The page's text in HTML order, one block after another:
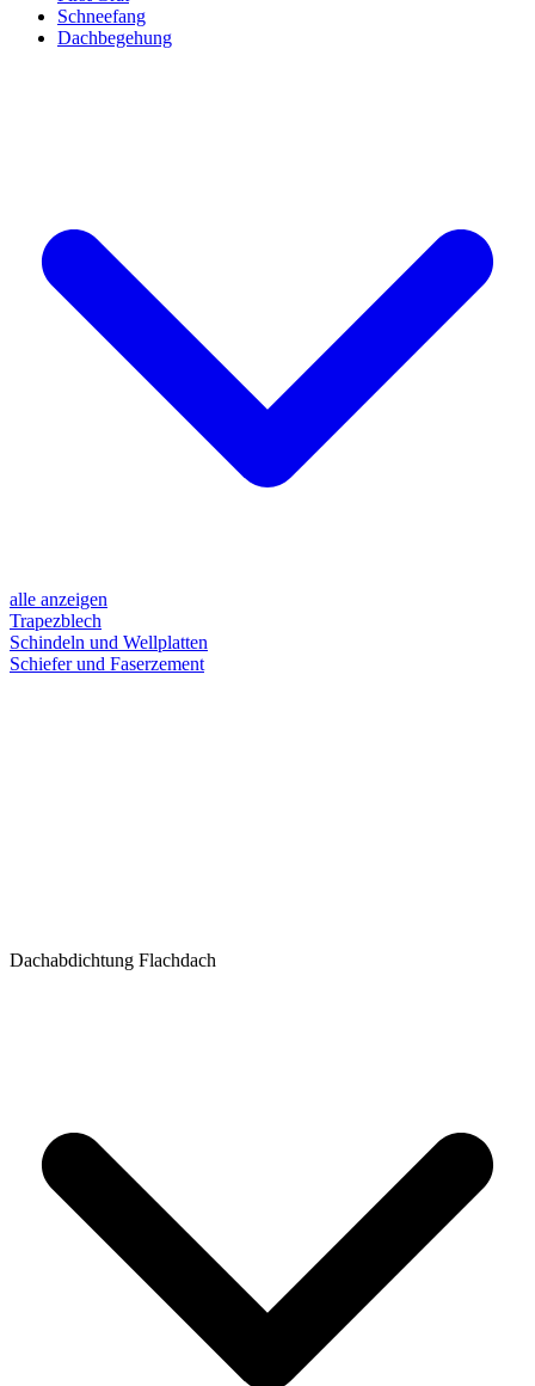
Schneefang
Dachbegehung
alle anzeigen
Trapezblech
Schindeln und Wellplatten
Schiefer und Faserzement
Dachabdichtung Flachdach